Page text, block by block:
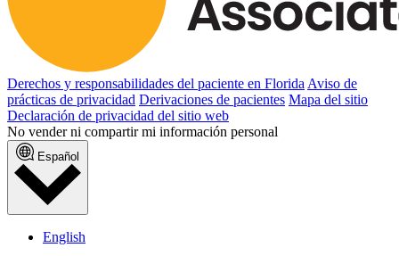
Derechos y responsabilidades del paciente en Florida Aviso de
prácticas de privacidad Derivaciones de pacientes Mapa del sitio
Declaración de privacidad del sitio web
No vender ni compartir mi información personal
Español
English